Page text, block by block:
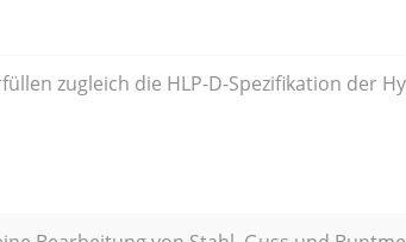
zugleich die HLP-D-Spezifikation der